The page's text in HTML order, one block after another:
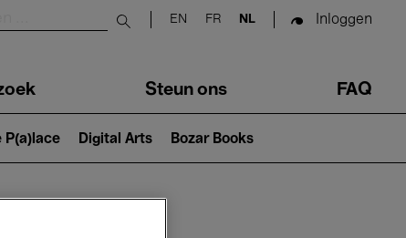
Submit search
EN FR NL Inloggen
Steun ons FAQ
P(a)lace Digital Arts Bozar Books